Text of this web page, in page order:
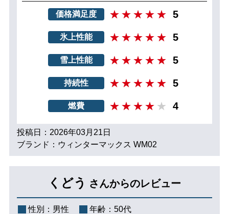
価格満足度 5
氷上性能 5
雪上性能 5
持続性 5
燃費 4
投稿日：2026年03月21日
ブランド：ウィンターマックス WM02
くどう さんからのレビュー
性別： 男性 年齢： 50代